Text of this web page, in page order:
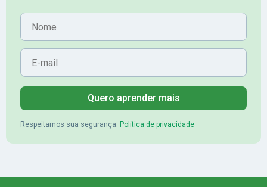
Nome
E-mail
Quero aprender mais
Respeitamos sua segurança. Política de privacidade